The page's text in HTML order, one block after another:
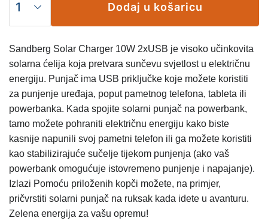
Sandberg Solar Charger 10W 2xUSB je visoko učinkovita
solarna ćelija koja pretvara sunčevu svjetlost u električnu
energiju. Punjač ima USB priključke koje možete koristiti
za punjenje uređaja, poput pametnog telefona, tableta ili
powerbanka. Kada spojite solarni punjač na powerbank,
tamo možete pohraniti električnu energiju kako biste
kasnije napunili svoj pametni telefon ili ga možete koristiti
kao stabilizirajuće sučelje tijekom punjenja (ako vaš
powerbank omogućuje istovremeno punjenje i napajanje).
Izlazi Pomoću priloženih kopči možete, na primjer,
pričvrstiti solarni punjač na ruksak kada idete u avanturu.
Zelena energija za vašu opremu!
Dodaj u košaricu